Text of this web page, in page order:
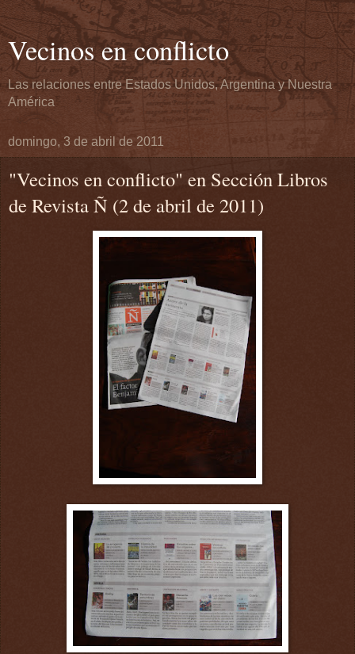
Vecinos en conflicto
Las relaciones entre Estados Unidos, Argentina y Nuestra
América
domingo, 3 de abril de 2011
"Vecinos en conflicto" en Sección Libros
de Revista Ñ (2 de abril de 2011)